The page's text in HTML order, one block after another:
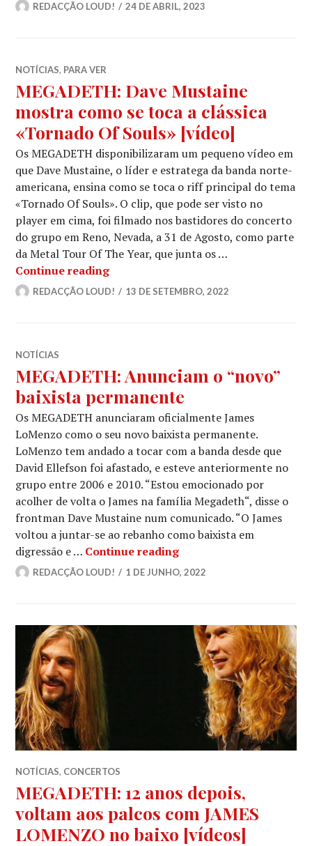
REDACÇÃO LOUD! 24 DE ABRIL, 2023
NOTÍCIAS, PARA VER
MEGADETH: Dave Mustaine
mostra como se toca a clássica
«Tornado Of Souls» [vídeo]
Os MEGADETH disponibilizaram um pequeno vídeo em
que Dave Mustaine, o líder e estratega da banda norte-
americana, ensina como se toca o riff principal do tema
«Tornado Of Souls». O clip, que pode ser visto no
player em cima, foi filmado nos bastidores do concerto
do grupo em Reno, Nevada, a 31 de Agosto, como parte
da Metal Tour Of The Year, que junta os …
Continue readingMEGADETH: Dave Mustaine mostra
REDACÇÃO LOUD! 13 DE SETEMBRO, 2022
NOTÍCIAS
MEGADETH: Anunciam o “novo”
baixista permanente
Os MEGADETH anunciaram oficialmente James
LoMenzo como o seu novo baixista permanente.
LoMenzo tem andado a tocar com a banda desde que
David Ellefson foi afastado, e esteve anteriormente no
grupo entre 2006 e 2010. “Estou emocionado por
acolher de volta o James na família Megadeth“, disse o
frontman Dave Mustaine num comunicado. “O James
voltou a juntar-se ao rebanho como baixista em
digressão e … Continue readingMEGADETH: Anunciam
REDACÇÃO LOUD! 1 DE JUNHO, 2022
NOTÍCIAS, CONCERTOS
MEGADETH: 12 anos depois,
voltam aos palcos com JAMES
LOMENZO no baixo [vídeos]